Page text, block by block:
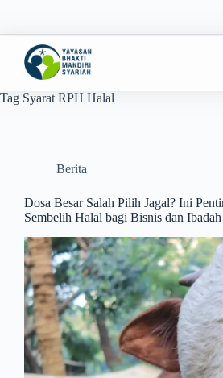
Tag Syarat RPH Halal
Berita
Dosa Besar Salah Pilih Jagal? Ini
Sembelih Halal bagi Bisnis dan Ibadah